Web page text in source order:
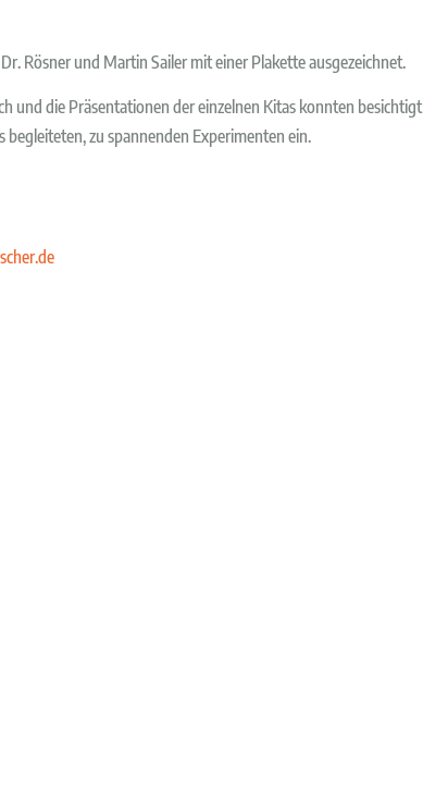
Rösner und Martin Sailer mit einer Plakette ausgezeichnet.
und die Präsentationen der einzelnen Kitas konnten besichtigt
zu spannenden Experimenten ein.